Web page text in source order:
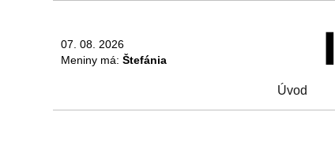
07. 08. 2026
Meniny má: Štefánia
Úvod